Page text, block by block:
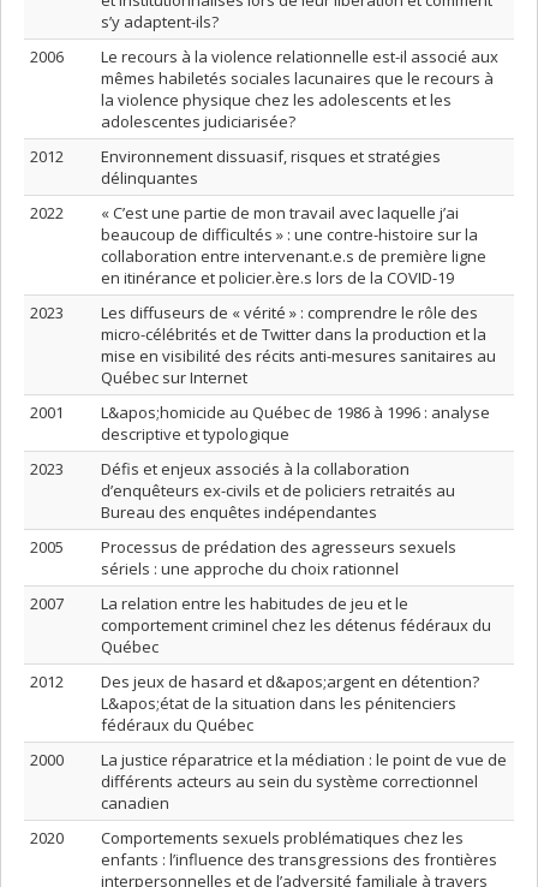
s’y adaptent-ils?
2006
Le recours à la violence relationnelle est-il associé aux
mêmes habiletés sociales lacunaires que le recours à
la violence physique chez les adolescents et les
adolescentes judiciarisée?
2012
Environnement dissuasif, risques et stratégies
délinquantes
2022
« C’est une partie de mon travail avec laquelle j’ai
beaucoup de difficultés » : une contre-histoire sur la
collaboration entre intervenant.e.s de première ligne
en itinérance et policier.ère.s lors de la COVID-19
2023
Les diffuseurs de « vérité » : comprendre le rôle des
micro-célébrités et de Twitter dans la production et la
mise en visibilité des récits anti-mesures sanitaires au
Québec sur Internet
2001
L&apos;homicide au Québec de 1986 à 1996 : analyse
descriptive et typologique
2023
Défis et enjeux associés à la collaboration
d’enquêteurs ex-civils et de policiers retraités au
Bureau des enquêtes indépendantes
2005
Processus de prédation des agresseurs sexuels
sériels : une approche du choix rationnel
2007
La relation entre les habitudes de jeu et le
comportement criminel chez les détenus fédéraux du
Québec
2012
Des jeux de hasard et d&apos;argent en détention?
L&apos;état de la situation dans les pénitenciers
fédéraux du Québec
2000
La justice réparatrice et la médiation : le point de vue de
différents acteurs au sein du système correctionnel
canadien
2020
Comportements sexuels problématiques chez les
enfants : l’influence des transgressions des frontières
interpersonnelles et de l’adversité familiale à travers